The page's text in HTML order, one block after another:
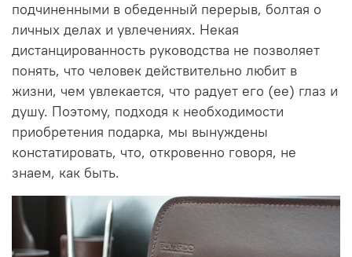
подчиненными в обеденный перерыв, болтая о
личных делах и увлечениях. Некая
дистанцированность руководства не позволяет
понять, что человек действительно любит в
жизни, чем увлекается, что радует его (ее) глаз и
душу. Поэтому, подходя к необходимости
приобретения подарка, мы вынуждены
констатировать, что, откровенно говоря, не
знаем, как быть.